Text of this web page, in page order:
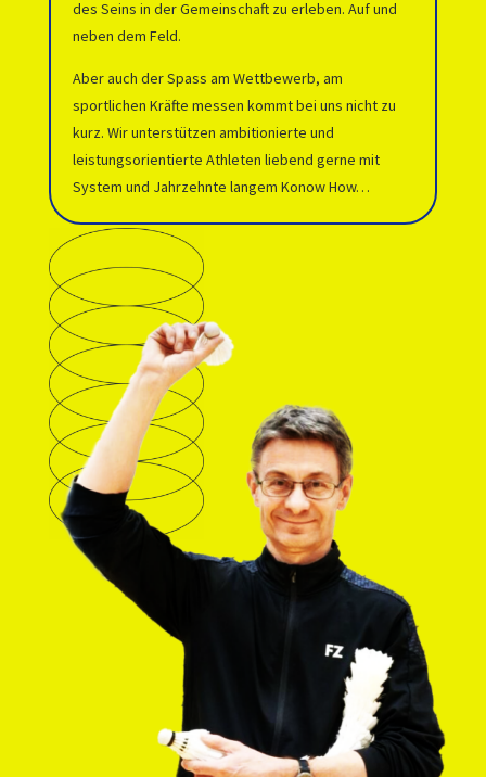
des Seins in der Gemeinschaft zu erleben. Auf und
neben dem Feld.
Aber auch der Spass am Wettbewerb, am
sportlichen Kräfte messen kommt bei uns nicht zu
kurz. Wir unterstützen ambitionierte und
leistungsorientierte Athleten liebend gerne mit
System und Jahrzehnte langem Konow How…